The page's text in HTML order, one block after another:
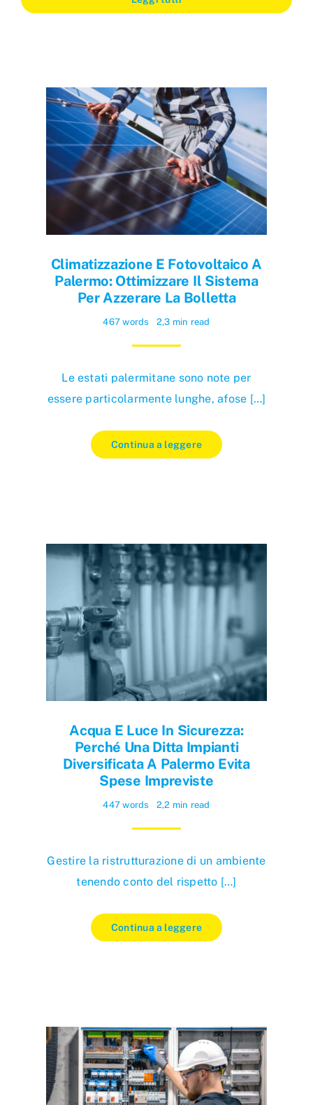
Climatizzazione E Fotovoltaico A
Palermo: Ottimizzare Il Sistema
Per Azzerare La Bolletta
467 words 2,3 min read
Le estati palermitane sono note per
essere particolarmente lunghe, afose […]
Continua a leggere
Acqua E Luce In Sicurezza:
Perché Una Ditta Impianti
Diversificata A Palermo Evita
Spese Impreviste
447 words 2,2 min read
Gestire la ristrutturazione di un ambiente
tenendo conto del rispetto […]
Continua a leggere